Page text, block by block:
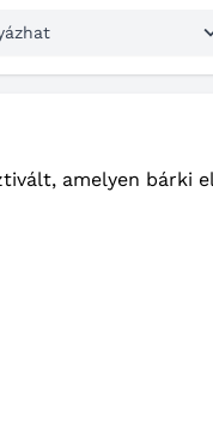
amelyen bárki